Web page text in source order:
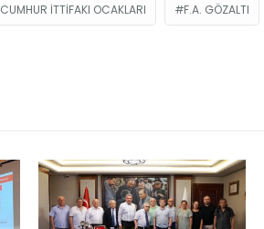
CUMHUR İTTIFAKI OCAKLARI F.A. GÖZALTI